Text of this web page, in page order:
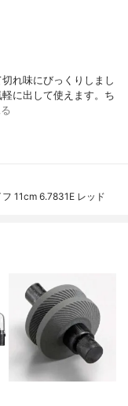
れ味にびっくりしまし
に出して使えます。ち
11cm 6.7831E レッド